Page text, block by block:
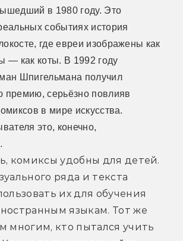
в 1980 году. Это
событиях история
где евреи изображены как
— как коты. В 1992 году
Шпигельмана получил
премию, серьёзно повлияв
в мире искусства.
это, конечно,
комиксы удобны для детей.
ряда и текста
их для обучения
языкам. Тот же
многим, кто пытался учить